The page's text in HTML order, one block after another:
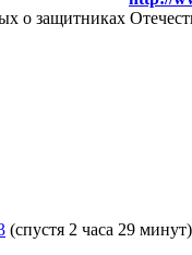
о защитниках
(спустя 2 часа 29 минут)